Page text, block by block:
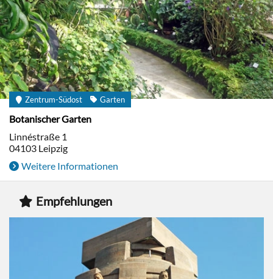
Zentrum-Südost Garten
Botanischer Garten
Linnéstraße 1
04103 Leipzig
Weitere Informationen
Empfehlungen